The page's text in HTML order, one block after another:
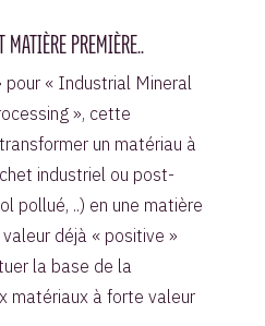
PREMIÈRE..
« Industrial Mineral
», cette
un matériau à
industriel ou post-
pollué, ..) en une matière
déjà « positive »
la base de la
matériaux à forte valeur